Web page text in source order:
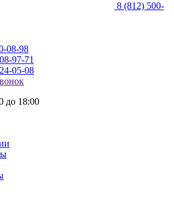
8 (812) 500-
08-98
97-71
05-08
до 18:00